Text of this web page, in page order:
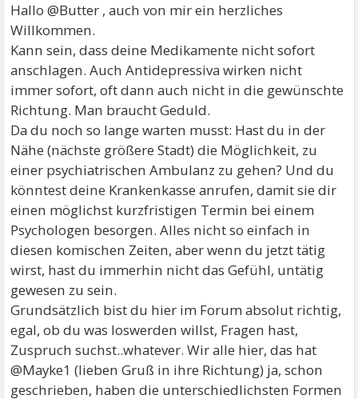
Hallo @Butter , auch von mir ein herzliches
Willkommen.
Kann sein, dass deine Medikamente nicht sofort
anschlagen. Auch Antidepressiva wirken nicht
immer sofort, oft dann auch nicht in die gewünschte
Richtung. Man braucht Geduld.
Da du noch so lange warten musst: Hast du in der
Nähe (nächste größere Stadt) die Möglichkeit, zu
einer psychiatrischen Ambulanz zu gehen? Und du
könntest deine Krankenkasse anrufen, damit sie dir
einen möglichst kurzfristigen Termin bei einem
Psychologen besorgen. Alles nicht so einfach in
diesen komischen Zeiten, aber wenn du jetzt tätig
wirst, hast du immerhin nicht das Gefühl, untätig
gewesen zu sein.
Grundsätzlich bist du hier im Forum absolut richtig,
egal, ob du was loswerden willst, Fragen hast,
Zuspruch suchst..whatever. Wir alle hier, das hat
@Mayke1 (lieben Gruß in ihre Richtung) ja, schon
geschrieben, haben die unterschiedlichsten Formen